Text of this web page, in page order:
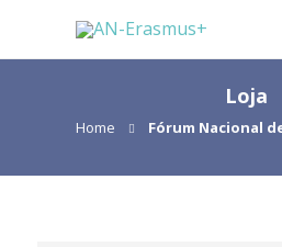
Loja
Home
Fórum Nacional